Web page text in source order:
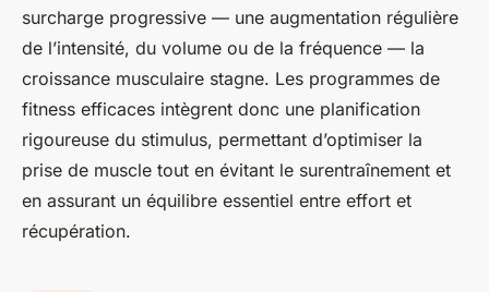
surcharge progressive — une augmentation régulière
de l’intensité, du volume ou de la fréquence — la
croissance musculaire stagne. Les programmes de
fitness efficaces intègrent donc une planification
rigoureuse du stimulus, permettant d’optimiser la
prise de muscle tout en évitant le surentraînement et
en assurant un équilibre essentiel entre effort et
récupération.